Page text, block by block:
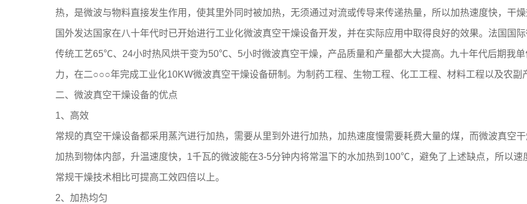
热，是微波与物料直接发生作用，使其里外同时被加热，无须通过对流或传导来传递热量，所以加热速度快，干燥
国外发达国家在八十年代时已开始进行工业化微波真空干燥设备开发，并在实际应用中取得良好的效果。法国国
传统工艺65℃、24小时热风烘干变为50℃、5小时微波真空干燥，产品质量和产量都大大提高。九十年代后期我
力，在二○○○年完成工业化10KW微波真空干燥设备研制。为制药工程、生物工程、化工工程、材料工程以及农副
二、微波真空干燥设备的优点
1、高效
常规的真空干燥设备都采用蒸汽进行加热，需要从里到外进行加热，加热速度慢需要耗费大量的煤，而微波真空
加热到物体内部，升温速度快，1千瓦的微波能在3-5分钟内将常温下的水加热到100℃，避免了上述缺点，所以
常规干燥技术相比可提高工效四倍以上。
2、加热均匀